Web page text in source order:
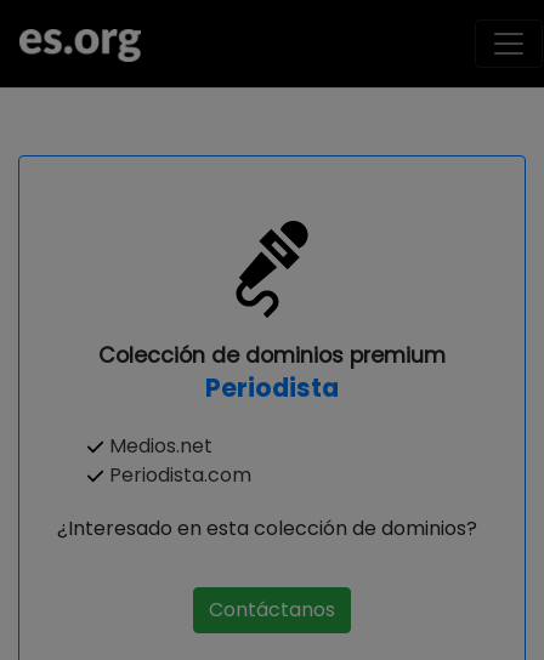
Colección de dominios premium
Periodista
Medios.net
Periodista.com
¿Interesado en esta colección de dominios?
Contáctanos